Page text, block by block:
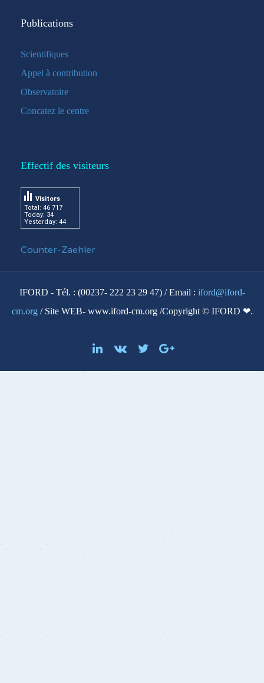
Publications
Scientifiques
Appel à contribution
Observatoire
Concatez le centre
Effectif des visiteurs
Total: 46 717
Today: 34
Yesterday: 44
Visitors
Counter-Zaehler
IFORD - Tél. : (00237- 222 23 29 47) / Email : iford@iford-
cm.org / Site WEB- www.iford-cm.org /Copyright © IFORD ❤.